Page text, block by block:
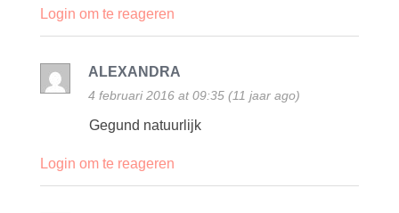
Login om te reageren
ALEXANDRA
4 februari 2016 at 09:35 (11 jaar ago)
Gegund natuurlijk
Login om te reageren